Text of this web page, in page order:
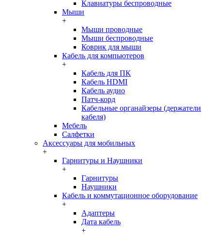
Клавиатуры беспроводные
Мыши
+
Мыши проводные
Мыши беспроводные
Коврик для мыши
Кабель для компьютеров
+
Кабель для ПК
Кабель HDMI
Кабель аудио
Патч-корд
Кабельные органайзеры (держатели
кабеля)
Мебель
Салфетки
Аксессуары для мобильных
+
Гарнитуры и Наушники
+
Гарнитуры
Наушники
Кабель и коммутационное оборудование
+
Адаптеры
Дата кабель
+